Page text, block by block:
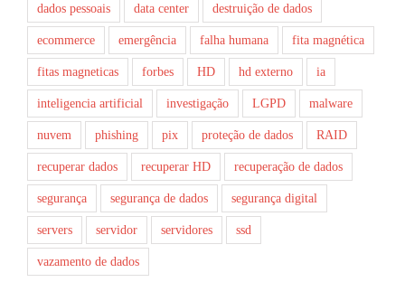
dados pessoais data center destruição de dados
ecommerce emergência falha humana fita magnética
fitas magneticas forbes HD hd externo ia
inteligencia artificial investigação LGPD malware
nuvem phishing pix proteção de dados RAID
recuperar dados recuperar HD recuperação de dados
segurança segurança de dados segurança digital
servers servidor servidores ssd
vazamento de dados